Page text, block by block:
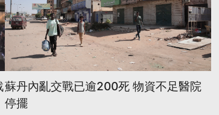
蘇丹內亂交戰已逾200死 物資不足醫院
停擺